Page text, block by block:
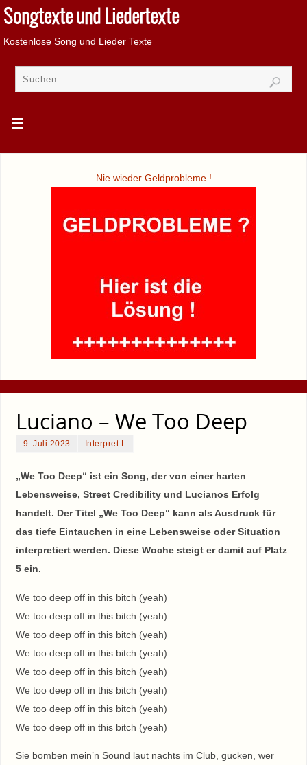
Songtexte und Liedertexte
Kostenlose Song und Lieder Texte
Nie wieder Geldprobleme !
Luciano – We Too Deep
9. Juli 2023 Interpret L
„We Too Deep“ ist ein Song, der von einer harten
Lebensweise, Street Credibility und Lucianos Erfolg
handelt. Der Titel „We Too Deep“ kann als Ausdruck für
das tiefe Eintauchen in eine Lebensweise oder Situation
interpretiert werden. Diese Woche steigt er damit auf Platz
5 ein.
We too deep off in this bitch (yeah)
We too deep off in this bitch (yeah)
We too deep off in this bitch (yeah)
We too deep off in this bitch (yeah)
We too deep off in this bitch (yeah)
We too deep off in this bitch (yeah)
We too deep off in this bitch (yeah)
We too deep off in this bitch (yeah)
Sie bomben mein’n Sound laut nachts im Club, gucken, wer